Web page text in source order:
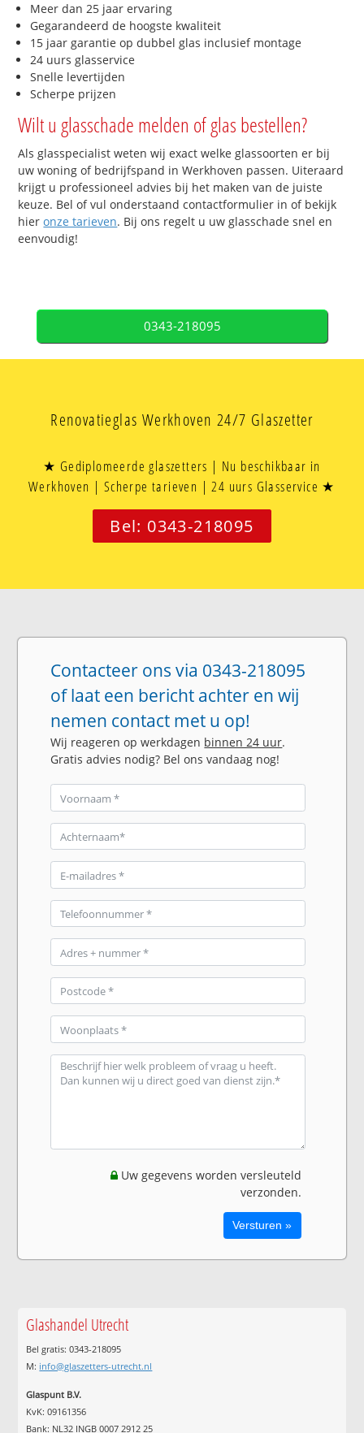
Meer dan 25 jaar ervaring
Gegarandeerd de hoogste kwaliteit
15 jaar garantie op dubbel glas inclusief montage
24 uurs glasservice
Snelle levertijden
Scherpe prijzen
Wilt u glasschade melden of glas bestellen?
Als glasspecialist weten wij exact welke glassoorten er bij
uw woning of bedrijfspand in Werkhoven passen. Uiteraard
krijgt u professioneel advies bij het maken van de juiste
keuze. Bel of vul onderstaand contactformulier in of bekijk
hieronze tarieven. Bij ons regelt u uw glasschade snel en
eenvoudig!
0343-218095
Renovatieglas Werkhoven 24/7 Glaszetter
★ Gediplomeerde glaszetters | Nu beschikbaar in
Werkhoven | Scherpe tarieven | 24 uurs Glasservice ★
Bel: 0343-218095
Contacteer ons via 0343-218095
of laat een bericht achter en wij
nemen contact met u op!
Wij reageren op werkdagen binnen 24 uur.
Gratis advies nodig? Bel ons vandaag nog!
Uw gegevens worden versleuteld
verzonden.
Glashandel Utrecht
Bel gratis: 0343-218095
M: info@glaszetters-utrecht.nl
Glaspunt B.V.
KvK: 09161356
Bank: NL32 INGB 0007 2912 25